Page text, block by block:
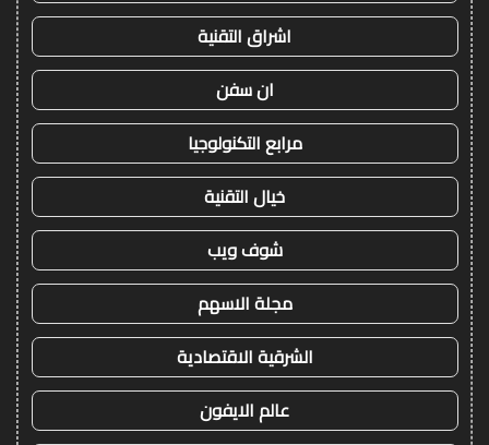
اشراق التقنية
ان سفن
مرابع التكنولوجيا
خيال التقنية
شوف ويب
مجلة الاسهم
الشرقية الاقتصادية
عالم الايفون